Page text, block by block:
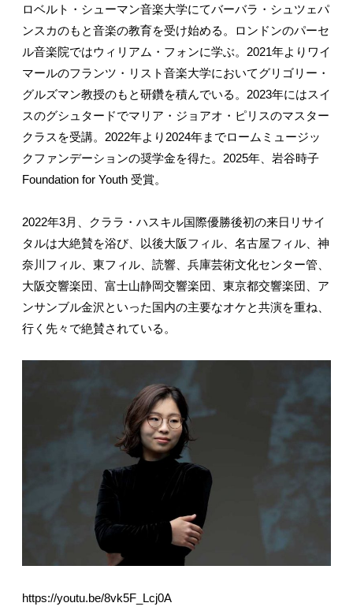
ロベルト・シューマン音楽大学にてバーバラ・シュツェパ
ンスカのもと音楽の教育を受け始める。ロンドンのパーセ
ル音楽院ではウィリアム・フォンに学ぶ。2021年よりワイ
マールのフランツ・リスト音楽大学においてグリゴリー・
グルズマン教授のもと研鑽を積んでいる。2023年にはスイ
スのグシュタードでマリア・ジョアオ・ピリスのマスター
クラスを受講。2022年より2024年までロームミュージッ
クファンデーションの奨学金を得た。2025年、岩谷時子
Foundation for Youth 受賞。
2022年3月、クララ・ハスキル国際優勝後初の来日リサイ
タルは大絶賛を浴び、以後大阪フィル、名古屋フィル、神
奈川フィル、東フィル、読響、兵庫芸術文化センター管、
大阪交響楽団、富士山静岡交響楽団、東京都交響楽団、ア
ンサンブル金沢といった国内の主要なオケと共演を重ね、
行く先々で絶賛されている。
https://youtu.be/8vk5F_Lcj0A